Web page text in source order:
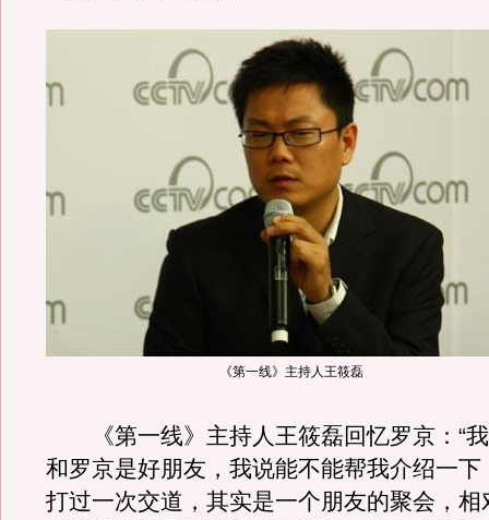
《第一线》主持人王筱磊
《第一线》主持人王筱磊回忆罗京：“
和罗京是好朋友，我说能不能帮我介绍一下
打过一次交道，其实是一个朋友的聚会，相